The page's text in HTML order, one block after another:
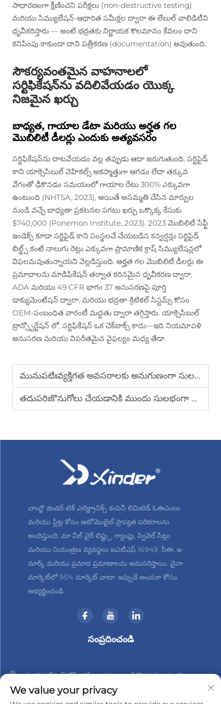
సాధారణంగా క్షీణించని పరీక్షలు (non-destructive testing)
మరియు సిమ్యులేషన్-ఆధారిత సమీక్షల ద్వారా ఈ లేబుల్ వాలిడిటీని
ధృవీకరిస్తారు — అంటే భద్రతకు నిర్ణాయక కొలమానం కేవలం దాని
కనిపింపు కాకుండా దాని పత్రీకరణ (documentation) అవుతుంది.
సౌకర్యవంతమైన వాహనాలలో
సర్టిఫికేషన్‌ను వదిలివేయడం యొక్క
నిజమైన ఖర్చు
బాధ్యత, గాయాల డేటా మరియు అర్హత గల
మొబిలిటీ డీలర్లు ఎందుకు అత్యవసరం
సర్టిఫికేషన్‌ను దాటవేయడం వల్ల తప్పుడు ఆదా జరుగుతుంది. సర్టిఫైడ్
కాని యాక్సెసిబుల్ వెహికల్స్ అకస్మాత్తుగా ఆగడం లేదా తక్కువ
వేగంతో ఢీకొనడం సమయంలో గాయాల రేటు 300% ఎక్కువగా
ఉంటుంది (NHTSA, 2023), అయితే అసమ్మతి చేసిన మార్పుల
నుండి వచ్చే బాధ్యతా ప్రకటనల సగటు ఖర్చు ఒక్కొక్క కేసుకు
$740,000 (Ponemon Institute, 2023). 2023 మొబిలిటీ సేఫ్టీ
ఇండెక్స్ కూడా సర్టిఫైడ్ కాని సంస్థలచే చేయబడిన కన్వర్షన్లు సర్టిఫైడ్
బిల్డ్స్ కంటే నాలుగు రెట్లు ఎక్కువగా ప్రామాణిక క్రాష్ సిమ్యులేషన్లలో
విఫలమవుతున్నాయని వెల్లడిస్తుంది. అర్హత గల మొబిలిటీ డీలర్లు ఈ
ప్రమాదాలను మాడిఫికేషన్ తర్వాత కఠినమైన ధృవీకరణ ద్వారా,
ADA మరియు 49 CFR భాగం 37 అనుసరణపై పూర్తి
డాక్యుమెంటేషన్ ద్వారా, మరియు భద్రతా-క్రిటికల్ సిస్టమ్స్ కోసం
OEM-సంబంధిత వారంటీ మద్దతు ద్వారా తగ్గిస్తారు. యాక్సెసిబుల్
ట్రాన్స్పోర్టేషన్ లో, సర్టిఫికేషన్ ఒక చెక్‌బాక్స్ కాదు—ఇది నియమావళి
అనుసరణ మరియు విపరీతమైన వైఫల్యం మధ్య తేడా.
మునుపటిఃవ్యక్తిగత అవసరాలకు అనుగుణంగా సులభంగా ప్రవేశించగల వాహనాన్ని ఎలా అనుకూలీకరించాలి
తదుపరిఃకొనుగోలు చేయడానికి ముందు సులభంగా ప్రవేశించగల వాహన నాణ్యతను ఎలా అంచనా వేయాలి?
చాంగ్జౌ జిండర్-టెక్ ఎలెక్ట్రానిక్స్ కంపెనీ లిమిటెడ్ ఓఈఎంలు
మరియు ఫ్లీట్ల కోసం ఆటోమొబైల్ ప్రాప్యత పరికరాలను
అందిస్తుంది. మా వీల్ చైర్ లిఫ్ట్లు, ర్యాంప్లు, స్వివెల్ సీట్లు
మరియు నియంత్రణ వ్యవస్థలు ఐఎటీఎఫ్ 16949, సీఈ, ఇ-
మార్క్ మరియు ప్రమాద ప్రమాణాలను అనుసరిస్తాయి. చైనా
మార్కెట్‌లో 95% మార్కెట్ వాటా. ఇప్పుడే అంచనా కోసం
అభ్యర్థించండి.
సంప్రదించండి
నం. 3 హాన్‌షాన్ రోడ్, జిన్బేయి జిల్లా, చాంగ్‌జౌ, జియాంగ్సు, చైనా
+86-18961288218
We value your privacy